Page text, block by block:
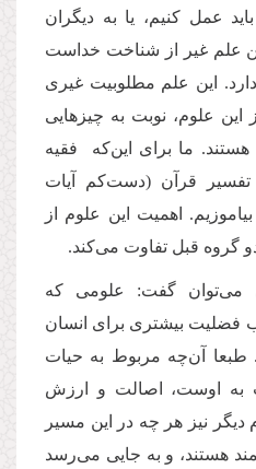
عمل کنیم، یا به دیگران
علم غیر از شناخت خداست
این علم مطلوبیت غیری
علوم، نوبت به چیزهایی
ما برای این‌که فقیه
تفسیر قرآن (دست‌کم آیات
اهمیت این علوم از
گروه قبل تفاوت می‌کند.
می‌توان گفت: علومی که
بیشتری برای انسان
آن‌چه مربوط به حیات
به اوست، اصالت و ارزش
نیز هر چه در این مسیر
هستند، و به جایی می‌رسد